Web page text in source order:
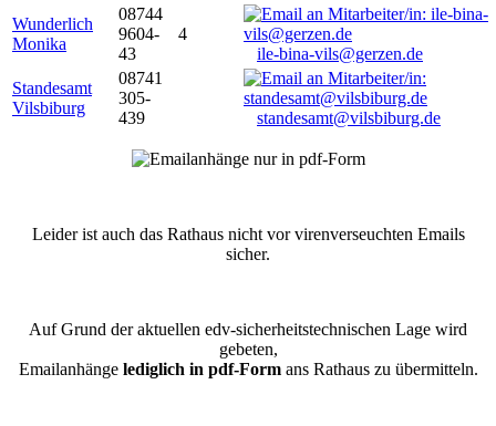
Wunderlich
Monika
08744
9604-
43
4
ile-bina-vils@gerzen.de
Standesamt
Vilsbiburg
08741
305-
439
standesamt@vilsbiburg.de
Leider ist auch das Rathaus nicht vor virenverseuchten Emails
sicher.
Auf Grund der aktuellen edv-sicherheitstechnischen Lage wird
gebeten,
Emailanhänge lediglich in pdf-Formans Rathaus zu übermitteln.